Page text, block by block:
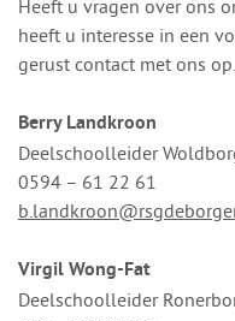
Heeft u vragen over ons
heeft u interesse in een
gerust contact met ons op.
Berry Landkroon
Deelschoolleider
0594 – 61 22 61
Virgil Wong-Fat
Deelschoolleider